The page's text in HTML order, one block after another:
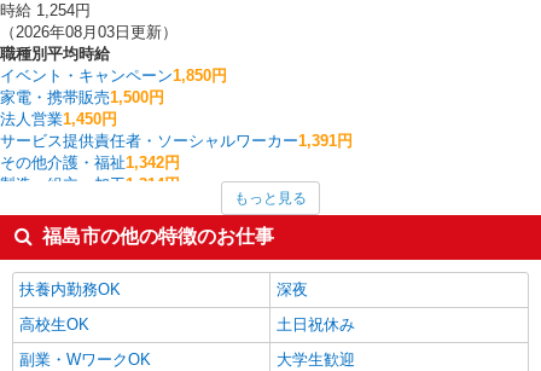
時給 1,254円
（2026年08月03日更新）
職種別平均時給
イベント・キャンペーン1,850円
家電・携帯販売1,500円
法人営業1,450円
サービス提供責任者・ソーシャルワーカー1,391円
その他介護・福祉1,342円
製造・組立・加工1,314円
フォークリフト1,300円
介護職・ヘルパー1,286円
看護師・保健師・看護助手・助産師1,249円
福島市の他の職種の平均時給を見る
もっと見る
福島市の他の特徴のお仕事
扶養内勤務OK
深夜
高校生OK
土日祝休み
副業・WワークOK
大学生歓迎